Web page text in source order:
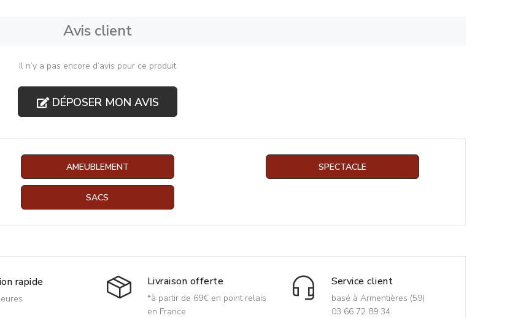
Avis client
Il n’y a pas encore d’avis pour ce produit
DÉPOSER MON AVIS
AMEUBLEMENT SPECTACLE
SACS
rapide Livraison offerte
*à partir de 69€ en point relais
en France
Service client
basé à Armentières (59)
03 66 72 89 34